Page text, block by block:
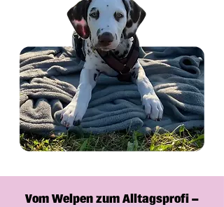
Vom Welpen zum Alltagsprofi –